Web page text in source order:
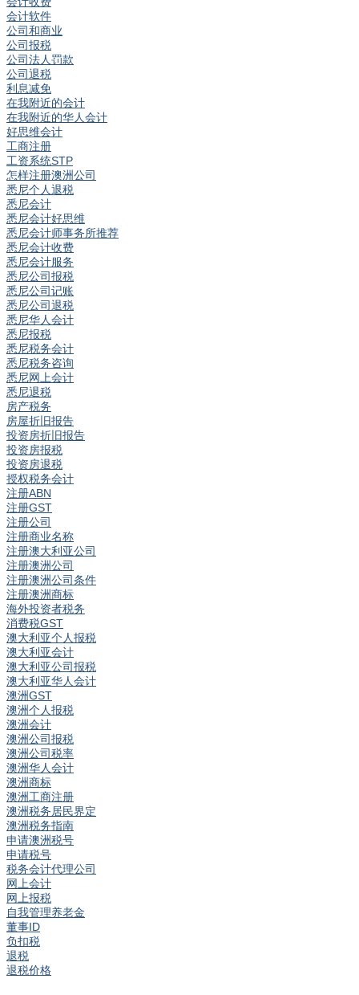
会计软件
公司和商业
公司报税
公司法人罚款
公司退税
利息减免
在我附近的会计
在我附近的华人会计
好思维会计
工商注册
工资系统STP
怎样注册澳洲公司
悉尼个人退税
悉尼会计
悉尼会计好思维
悉尼会计师事务所推荐
悉尼会计收费
悉尼会计服务
悉尼公司报税
悉尼公司记账
悉尼公司退税
悉尼华人会计
悉尼报税
悉尼税务会计
悉尼税务咨询
悉尼网上会计
悉尼退税
房产税务
房屋折旧报告
投资房折旧报告
投资房报税
投资房退税
授权税务会计
注册ABN
注册GST
注册公司
注册商业名称
注册澳大利亚公司
注册澳洲公司
注册澳洲公司条件
注册澳洲商标
海外投资者税务
消费税GST
澳大利亚个人报税
澳大利亚会计
澳大利亚公司报税
澳大利亚华人会计
澳洲GST
澳洲个人报税
澳洲会计
澳洲公司报税
澳洲公司税率
澳洲华人会计
澳洲商标
澳洲工商注册
澳洲税务居民界定
澳洲税务指南
申请澳洲税号
申请税号
税务会计代理公司
网上会计
网上报税
自我管理养老金
董事ID
负扣税
退税
退税价格